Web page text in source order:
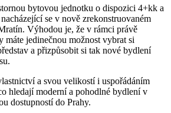
bytovou jednotku o dispozici 4+kk a
se v nově zrekonstruovaném
Výhodou je, že v rámci právě
máte jedinečnou možnost vybrat si
a přizpůsobit si tak nové bydlení
a svou velikostí i uspořádáním
hledají moderní a pohodlné bydlení v
dostupností do Prahy.